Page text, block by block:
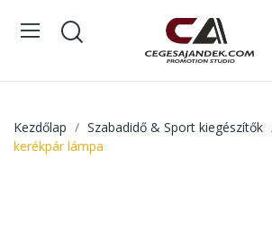
Kezdőlap Szabadidő & Sport kiegészítők
kerékpár lámpa